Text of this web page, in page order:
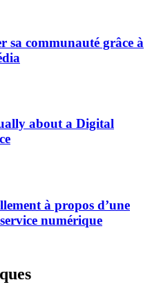
sa communauté grâce à
about a Digital
à propos d’une
numérique